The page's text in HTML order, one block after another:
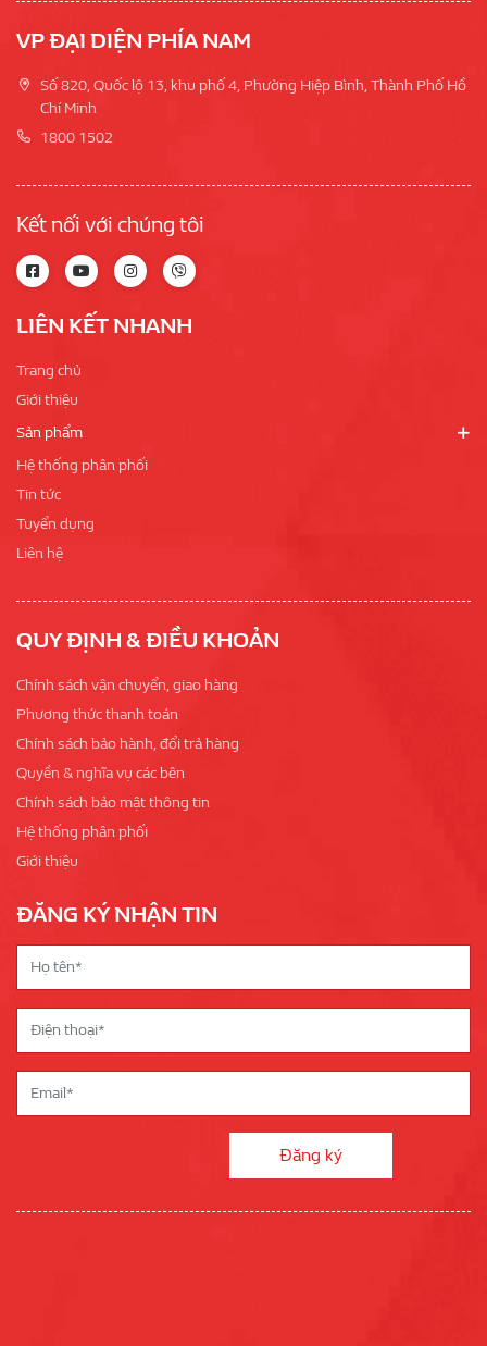
VP ĐẠI DIỆN PHÍA NAM
Số 820, Quốc lộ 13, khu phố 4, Phường Hiệp Bình, Thành Phố Hồ
Chí Minh
1800 1502
Kết nối với chúng tôi
LIÊN KẾT NHANH
Trang chủ
Giới thiệu
Sản phẩm
Hệ thống phân phối
Tin tức
Tuyển dụng
Liên hệ
QUY ĐỊNH & ĐIỀU KHOẢN
Chính sách vận chuyển, giao hàng
Phương thức thanh toán
Chính sách bảo hành, đổi trả hàng
Quyền & nghĩa vụ các bên
Chính sách bảo mật thông tin
Hệ thống phân phối
Giới thiệu
ĐĂNG KÝ NHẬN TIN